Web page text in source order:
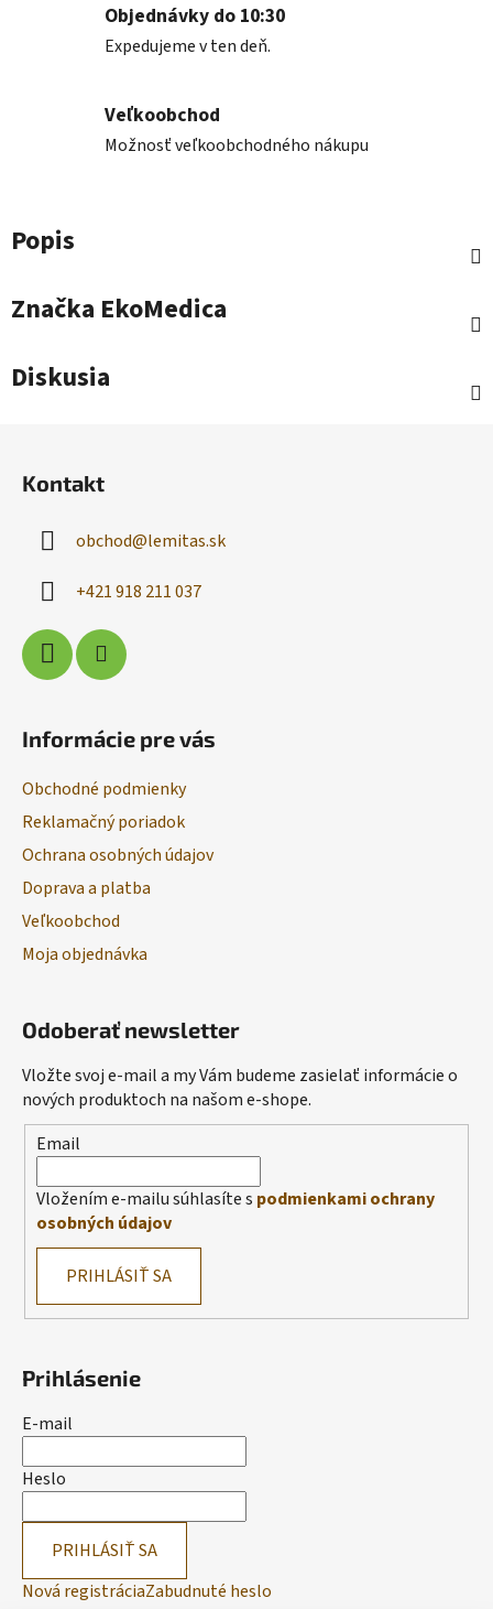
Objednávky do 10:30
Expedujeme v ten deň.
Veľkoobchod
Možnosť veľkoobchodného nákupu
Popis
Značka EkoMedica
Diskusia
Kontakt
obchod@lemitas.sk
+421 918 211 037
Informácie pre vás
Obchodné podmienky
Reklamačný poriadok
Ochrana osobných údajov
Doprava a platba
Veľkoobchod
Moja objednávka
Odoberať newsletter
Vložte svoj e-mail a my Vám budeme zasielať informácie o
nových produktoch na našom e-shope.
Email
Vložením e-mailu súhlasíte s podmienkami ochrany
osobných údajov
PRIHLÁSIŤ SA
Prihlásenie
E-mail
Heslo
PRIHLÁSIŤ SA
Nová registráciaZabudnuté heslo